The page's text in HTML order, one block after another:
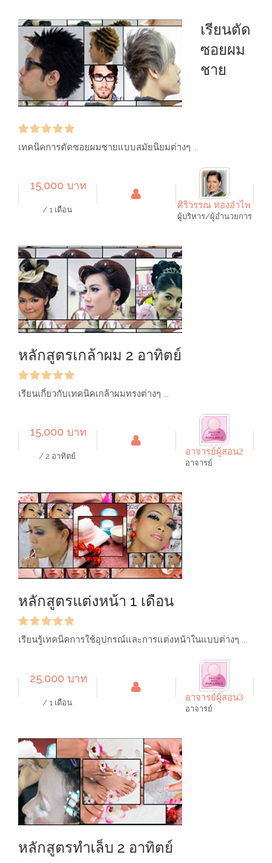
เรียนตัด
ซอยผม
ชาย
เทคนิคการตัดซอยผมชายแบบสมัยนิยมต่างๆ ...
15,000 บาท
/ 1 เดือน ศิริวรรณ ทองอำไพ
ผู้บริหาร/ผู้อำนวยการ
หลักสูตรเกล้าผม 2 อาทิตย์
เรียนเกี่ยวกับเทคนิคเกล้าผมทรงต่างๆ ...
15,000 บาท
/ 2 อาทิตย์ อาจารย์ผู้สอน2
อาจารย์
หลักสูตรแต่งหน้า 1 เดือน
เรียนรู้เทคนิคการใช้อุปกรณ์และการแต่งหน้าในแบบต่างๆ ...
25,000 บาท
/ 1 เดือน อาจารย์ผู้สอน3
อาจารย์
หลักสูตรทำเล็บ 2 อาทิตย์